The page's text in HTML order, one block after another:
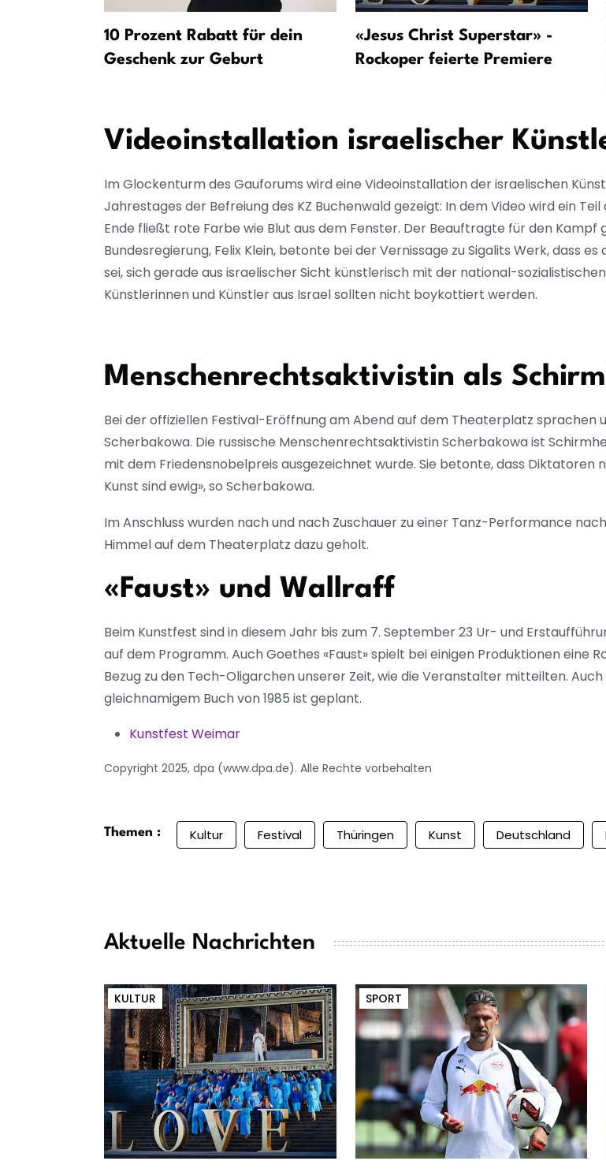
10 Prozent Rabatt für dein
Geschenk zur Geburt
«Jesus Christ Superstar» -
Rockoper feierte Premiere
Videoinstallation israelischer
Im Glockenturm des Gauforums wird eine Videoinstallation der israelischen
Jahrestages der Befreiung des KZ Buchenwald gezeigt: In dem Video wird ein
Ende fließt rote Farbe wie Blut aus dem Fenster. Der Beauftragte für den Kampf
Bundesregierung, Felix Klein, betonte bei der Vernissage zu Sigalits Werk, dass
sei, sich gerade aus israelischer Sicht künstlerisch mit der national-
Künstlerinnen und Künstler aus Israel sollten nicht boykottiert werden.
Menschenrechtsaktivistin als
Bei der offiziellen Festival-Eröffnung am Abend auf dem Theaterplatz sprachen
Scherbakowa. Die russische Menschenrechtsaktivistin Scherbakowa ist
mit dem Friedensnobelpreis ausgezeichnet wurde. Sie betonte, dass
Kunst sind ewig», so Scherbakowa.
Im Anschluss wurden nach und nach Zuschauer zu einer Tanz-Performance
Himmel auf dem Theaterplatz dazu geholt.
«Faust» und Wallraff
Beim Kunstfest sind in diesem Jahr bis zum 7. September 23 Ur- und
auf dem Programm. Auch Goethes «Faust» spielt bei einigen Produktionen eine
Bezug zu den Tech-Oligarchen unserer Zeit, wie die Veranstalter mitteilten.
gleichnamigem Buch von 1985 ist geplant.
Kunstfest Weimar
Copyright 2025, dpa (www.dpa.de). Alle Rechte vorbehalten
Themen : Kultur Festival Thüringen Kunst Deutschland
Aktuelle Nachrichten
KULTUR SPORT